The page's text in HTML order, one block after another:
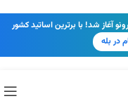
آغاز شد! با برترین اساتید کشور
در بله